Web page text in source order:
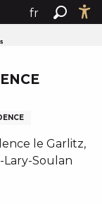
EN MODE
HIVER :
fr
GARLITZ
le Garlitz,
Lary-Soulan